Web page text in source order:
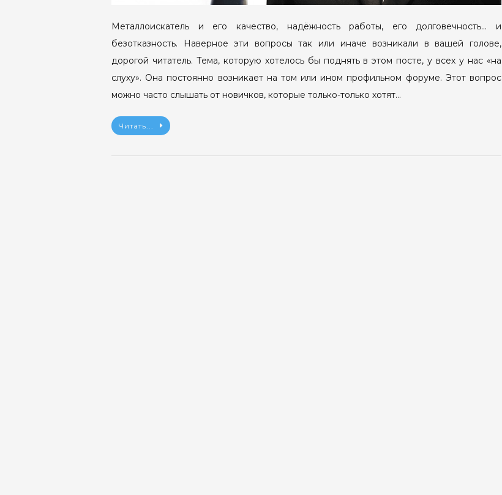
Металлоискатель и его качество, надёжность работы, его долговечность… и
безотказность. Наверное эти вопросы так или иначе возникали в вашей голове,
дорогой читатель. Тема, которую хотелось бы поднять в этом посте, у всех у нас «на
слуху». Она постоянно возникает на том или ином профильном форуме. Этот вопрос
можно часто слышать от новичков, которые только-только хотят…
Читать...